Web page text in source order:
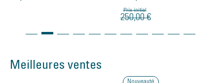
Meilleures ventes